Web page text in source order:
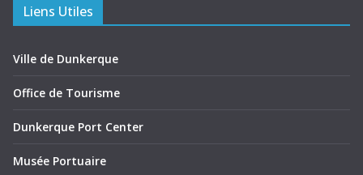
Liens Utiles
Ville de Dunkerque
Office de Tourisme
Dunkerque Port Center
Musée Portuaire